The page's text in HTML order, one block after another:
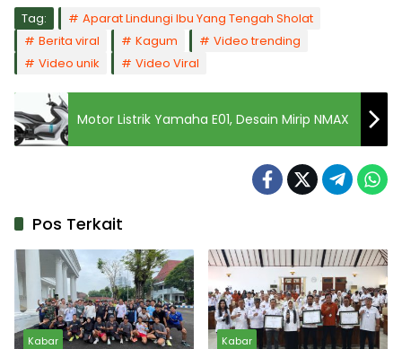
Tag:
Aparat Lindungi Ibu Yang Tengah Sholat
Berita viral
Kagum
Video trending
Video unik
Video Viral
Motor Listrik Yamaha E01, Desain Mirip NMAX
Pos Terkait
Kabar Kabar